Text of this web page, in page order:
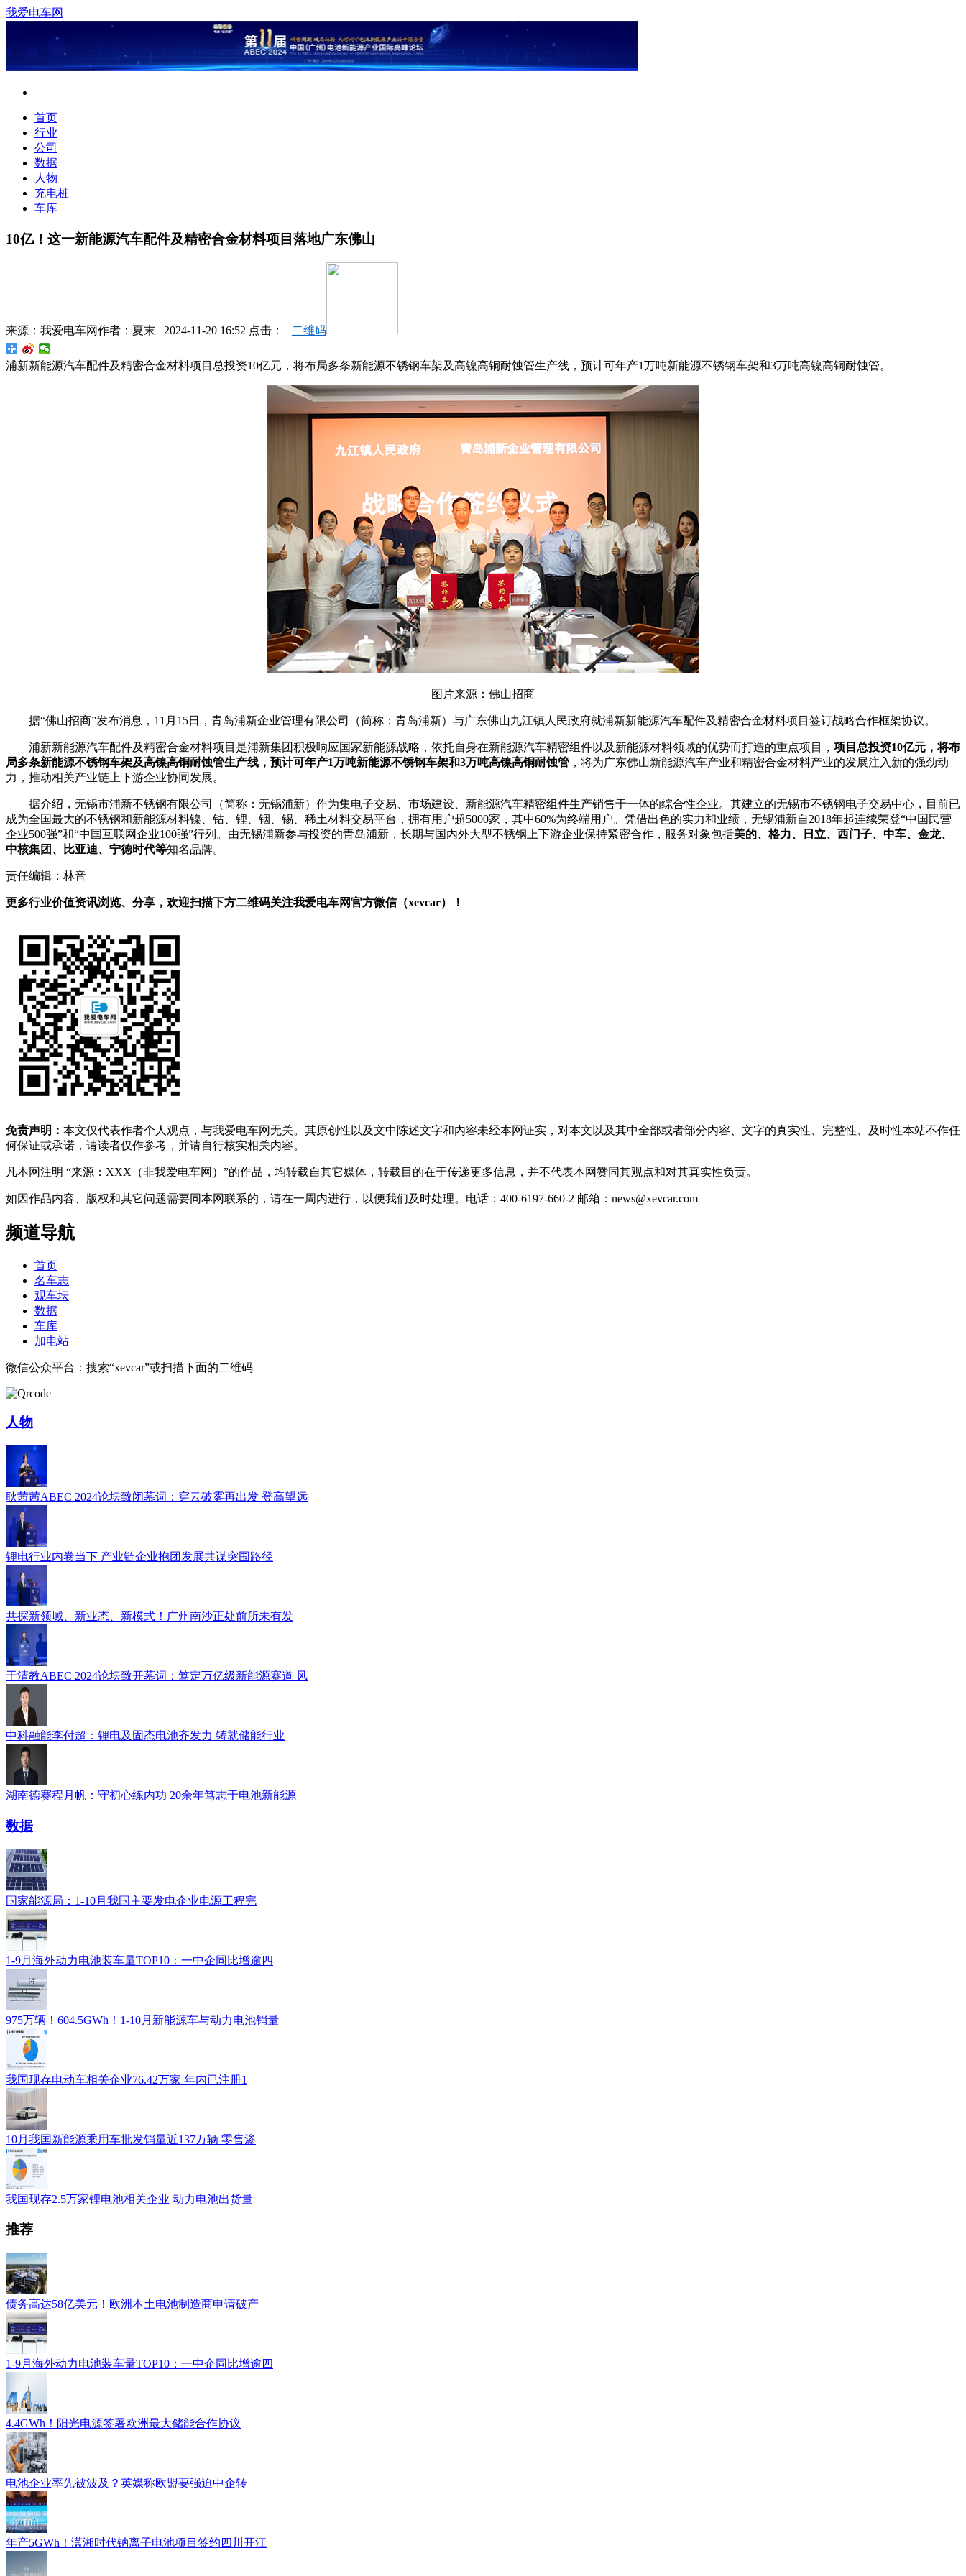
我爱电车网
首页
行业
公司
数据
人物
充电桩
车库
10亿！这一新能源汽车配件及精密合金材料项目落地广东佛山
来源： 我爱电车网作者： 夏末 2024-11-20 16:52 点击： 二维码
浦新新能源汽车配件及精密合金材料项目总投资10亿元，将布局多条新能源不锈钢车架及高镍高铜耐蚀管生产线，预计可年产1万吨新能源不锈钢车架和3万吨高镍高铜耐蚀管。
图片来源：佛山招商
据“佛山招商”发布消息，11月15日，青岛浦新企业管理有限公司（简称：青岛浦新）与广东佛山九江镇人民政府就浦新新能源汽车配件及精密合金材料项目签订战略合作框架协议。
浦新新能源汽车配件及精密合金材料项目是浦新集团积极响应国家新能源战略，依托自身在新能源汽车精密组件以及新能源材料领域的优势而打造的重点项目， 项目总投资10亿元，将布
局多条新能源不锈钢车架及高镍高铜耐蚀管生产线，预计可年产1万吨新能源不锈钢车架和3万吨高镍高铜耐蚀管 ，将为广东佛山新能源汽车产业和精密合金材料产业的发展注入新的强劲动
力，推动相关产业链上下游企业协同发展。
据介绍，无锡市浦新不锈钢有限公司（简称：无锡浦新）作为集电子交易、市场建设、新能源汽车精密组件生产销售于一体的综合性企业。其建立的无锡市不锈钢电子交易中心，目前已
成为全国最大的不锈钢和新能源材料镍、钴、锂、铟、锡、稀土材料交易平台，拥有用户超5000家，其中60%为终端用户。凭借出色的实力和业绩，无锡浦新自2018年起连续荣登“中国民营
企业500强”和“中国互联网企业100强”行列。由无锡浦新参与投资的青岛浦新，长期与国内外大型不锈钢上下游企业保持紧密合作，服务对象包括美的、格力、日立、西门子、中车、金龙、
中核集团、比亚迪、宁德时代等知名品牌。
责任编辑：林音
更多行业价值资讯浏览、分享，欢迎扫描下方二维码关注我爱电车网官方微信（xevcar）！
免责声明： 本文仅代表作者个人观点，与我爱电车网无关。其原创性以及文中陈述文字和内容未经本网证实，对本文以及其中全部或者部分内容、文字的真实性、完整性、及时性本站不作任
何保证或承诺，请读者仅作参考，并请自行核实相关内容。
凡本网注明 “来源：XXX（非我爱电车网）”的作品，均转载自其它媒体，转载目的在于传递更多信息，并不代表本网赞同其观点和对其真实性负责。
如因作品内容、版权和其它问题需要同本网联系的，请在一周内进行，以便我们及时处理。电话：400-6197-660-2 邮箱：news@xevcar.com
频道导航
首页
名车志
观车坛
数据
车库
加电站
微信公众平台：搜索“xevcar”或扫描下面的二维码
人物
耿茜茜ABEC 2024论坛致闭幕词：穿云破雾再出发 登高望远
锂电行业内卷当下 产业链企业抱团发展共谋突围路径
共探新领域、新业态、新模式！广州南沙正处前所未有发
于清教ABEC 2024论坛致开幕词：笃定万亿级新能源赛道 风
中科融能李付超：锂电及固态电池齐发力 铸就储能行业
湖南德赛程月帆：守初心练内功 20余年笃志于电池新能源
数据
国家能源局：1-10月我国主要发电企业电源工程完
1-9月海外动力电池装车量TOP10：一中企同比增逾四
975万辆！604.5GWh！1-10月新能源车与动力电池销量
我国现存电动车相关企业76.42万家 年内已注册1
10月我国新能源乘用车批发销量近137万辆 零售渗
我国现存2.5万家锂电池相关企业 动力电池出货量
推荐
债务高达58亿美元！欧洲本土电池制造商申请破产
1-9月海外动力电池装车量TOP10：一中企同比增逾四
4.4GWh！阳光电源签署欧洲最大储能合作协议
电池企业率先被波及？英媒称欧盟要强迫中企转
年产5GWh！潇湘时代钠离子电池项目签约四川开江